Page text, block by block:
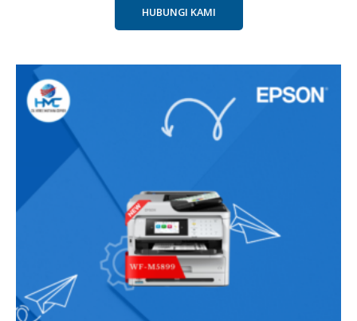
HUBUNGI KAMI